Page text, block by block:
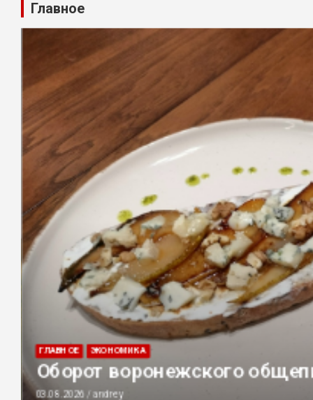
Главное
ГЛАВНОЕ ЭКОНОМИКА
Оборот воронежского
03.08.2026 andrey